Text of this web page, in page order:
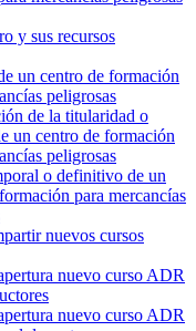
y sus recursos
un centro de formación
peligrosas
de la titularidad o
un centro de formación
peligrosas
o definitivo de un
para mercancías
nuevos cursos
nuevo curso ADR
nuevo curso ADR